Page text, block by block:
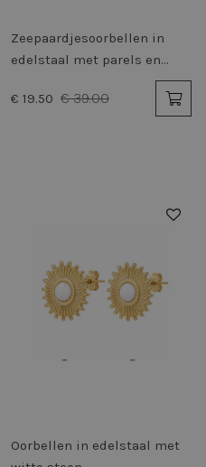
Zeepaardjesoorbellen in
edelstaal met parels en
€ 19.50 € 39.00
Oorbellen in edelstaal met